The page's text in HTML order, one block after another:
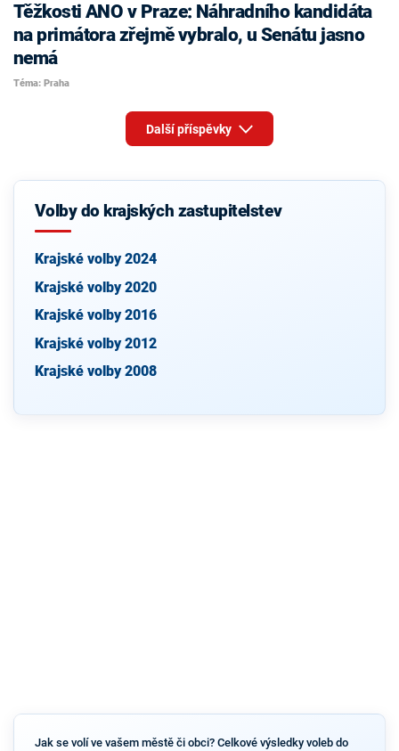
Těžkosti ANO v Praze: Náhradního kandidáta
na primátora zřejmě vybralo, u Senátu jasno
nemá
Téma: Praha
Další příspěvky
Volby do krajských zastupitelstev
Krajské volby 2024
Krajské volby 2020
Krajské volby 2016
Krajské volby 2012
Krajské volby 2008
Jak se volí ve vašem městě či obci? Celkové výsledky voleb do